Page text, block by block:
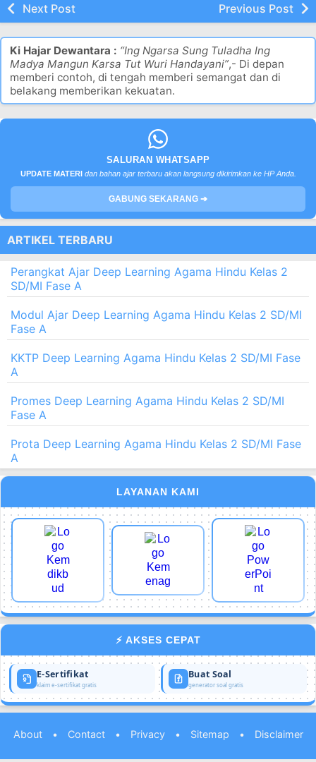
Next Post Previous Post
Ki Hajar Dewantara : “Ing Ngarsa Sung Tuladha Ing
Madya Mangun Karsa Tut Wuri Handayani”,- Di depan
memberi contoh, di tengah memberi semangat dan di
belakang memberikan kekuatan.
SALURAN WHATSAPP
UPDATE MATERI dan bahan ajar terbaru akan langsung dikirimkan ke HP Anda.
GABUNG SEKARANG ➔
ARTIKEL TERBARU
Perangkat Ajar Deep Learning Agama Hindu Kelas 2
SD/MI Fase A
Modul Ajar Deep Learning Agama Hindu Kelas 2 SD/MI
Fase A
KKTP Deep Learning Agama Hindu Kelas 2 SD/MI Fase
A
Promes Deep Learning Agama Hindu Kelas 2 SD/MI
Fase A
Prota Deep Learning Agama Hindu Kelas 2 SD/MI Fase
A
LAYANAN KAMI
⚡ AKSES CEPAT
E-Sertifikat
klaim e-sertifikat gratis
Buat Soal
generator soal gratis
About • Contact • Privacy • Sitemap • Disclaimer